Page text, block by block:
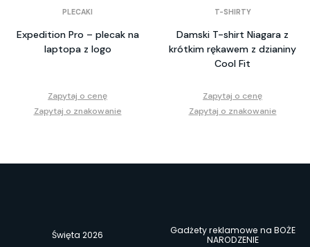
PLECAKI
Expedition Pro – plecak na
laptopa z logo
Zapytaj o cenę
Zapytaj o znakowanie
T-SHIRTY
Damski T-shirt Niagara z
krótkim rękawem z dzianiny
Cool Fit
Zapytaj o cenę
Zapytaj o znakowanie
Święta 2026
Gadżety reklamowe na BOŻE
NARODZENIE